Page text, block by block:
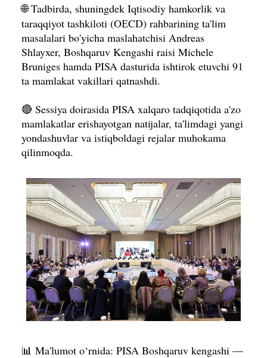
🌐 Tadbirda, shuningdek Iqtisodiy hamkorlik va
taraqqiyot tashkiloti (OЕCD) rahbarining ta'lim
masalalari bo'yicha maslahatchisi Andreas
Shlayxer, Boshqaruv Kengashi raisi Michele
Bruniges hamda PISA dasturida ishtirok etuvchi 91
ta mamlakat vakillari qatnashdi.
🔴 Sessiya doirasida PISA xalqaro tadqiqotida a'zo
mamlakatlar erishayotgan natijalar, ta'limdagi yangi
yondashuvlar va istiqboldagi rejalar muhokama
qilinmoqda.
📊 Ma'lumot o‘rnida: PISA Boshqaruv kengashi —